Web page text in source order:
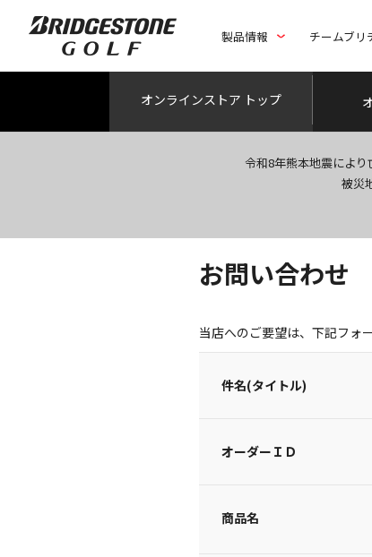
製品情報 チームブリ
オンラインストア トップ
令和8年熊本地震によ
被災
お問い合わせ
当店へのご要望は、下記フォ
件名(タイトル)
オーダーＩＤ
商品名